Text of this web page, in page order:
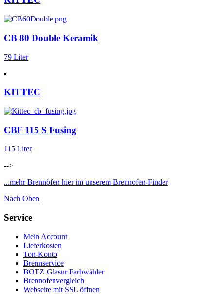
CB 80 Double Keramik
79 Liter
KITTEC
CBF 115 S Fusing
115 Liter
-->
...mehr Brennöfen hier im unserem Brennofen-Finder
Nach Oben
Service
Mein Account
Lieferkosten
Ton-Konto
Brennservice
BOTZ-Glasur Farbwähler
Brennofenvergleich
Webseite mit SSL öffnen